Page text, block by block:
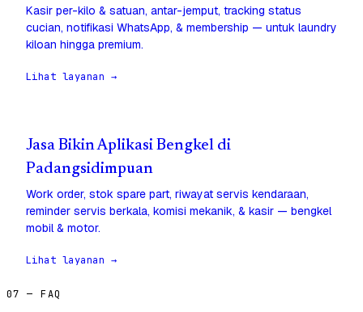
Kasir per-kilo & satuan, antar-jemput, tracking status
cucian, notifikasi WhatsApp, & membership — untuk laundry
kiloan hingga premium.
Lihat layanan →
Jasa Bikin Aplikasi Bengkel di
Padangsidimpuan
Work order, stok spare part, riwayat servis kendaraan,
reminder servis berkala, komisi mekanik, & kasir — bengkel
mobil & motor.
Lihat layanan →
07 — FAQ